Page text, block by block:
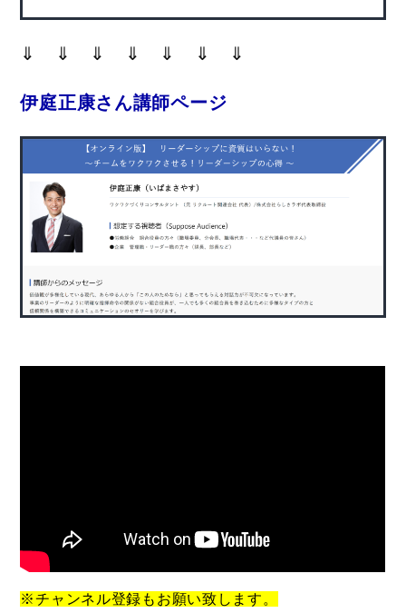
⇓ ⇓ ⇓ ⇓ ⇓ ⇓ ⇓
伊庭正康さん講師ページ
※チャンネル登録もお願い致します。